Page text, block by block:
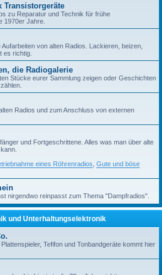
Transistorgeräte
zu Reparatur und Technik für frühe
1970er Jahre.
von alten Radios. Lackieren, beizen,
es richtig.
die Radiogalerie
Stücke eurer Sammlung zeigen oder Geschichten
Radios und zum Anschluss von externen
und Fortgeschrittene. Alles was man über alte
eines Röhrenradios Gute und böse
nirgendwo reinpasst zum Thema "Dampfradios".
und Unterhaltungselektronik
Tefifon und Tonbandgeräte kommt hier